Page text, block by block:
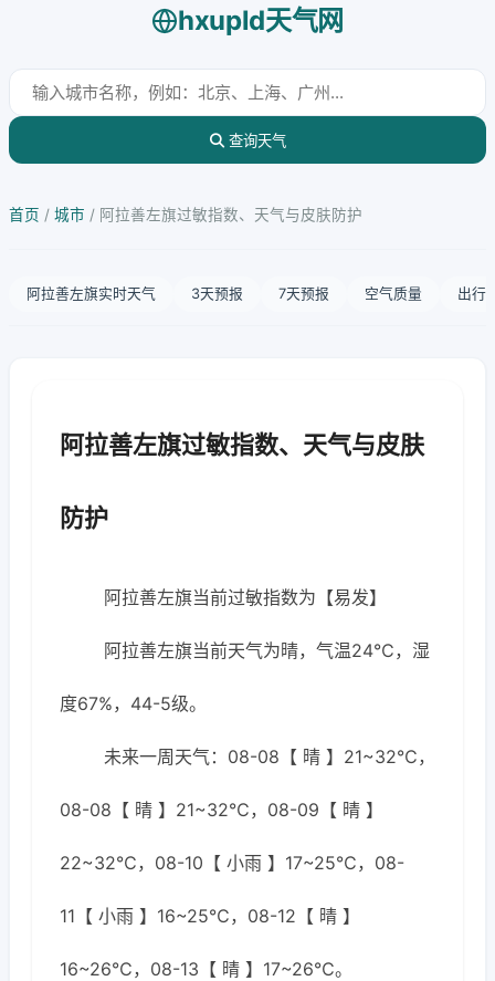
hxupld天气网
查询天气
首页 / 城市 / 阿拉善左旗过敏指数、天气与皮肤防护
阿拉善左旗实时天气 3天预报 7天预报 空气质量 出行
阿拉善左旗过敏指数、天气与皮肤
防护
阿拉善左旗当前过敏指数为【易发】
阿拉善左旗当前天气为晴，气温24℃，湿
度67%，44-5级。
未来一周天气：08-08【 晴 】21~32℃，
08-08【 晴 】21~32℃，08-09【 晴 】
22~32℃，08-10【 小雨 】17~25℃，08-
11【 小雨 】16~25℃，08-12【 晴 】
16~26℃，08-13【 晴 】17~26℃。